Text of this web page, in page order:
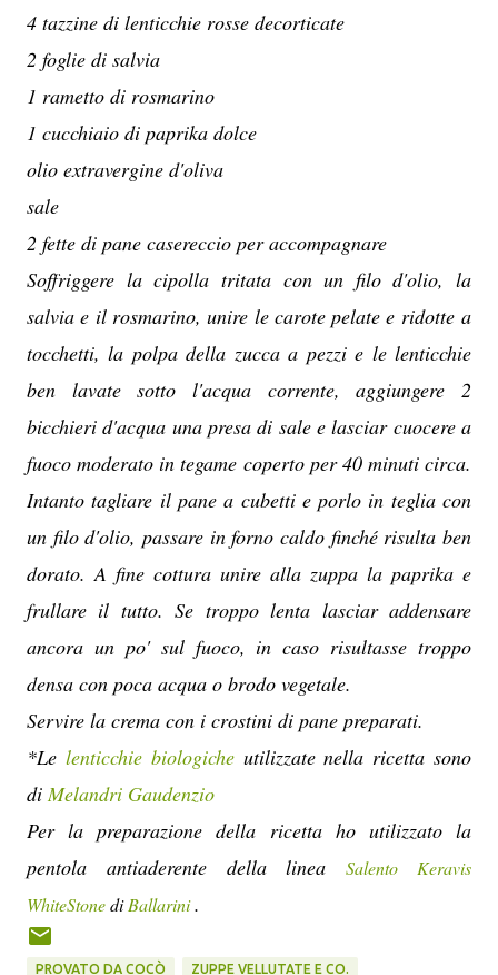
4 tazzine di lenticchie rosse decorticate
2 foglie di salvia
1 rametto di rosmarino
1 cucchiaio di paprika dolce
olio extravergine d'oliva
sale
2 fette di pane casereccio per accompagnare
Soffriggere la cipolla tritata con un filo d'olio, la
salvia e il rosmarino, unire le carote pelate e ridotte a
tocchetti, la polpa della zucca a pezzi e le lenticchie
ben lavate sotto l'acqua corrente, aggiungere 2
bicchieri d'acqua una presa di sale e lasciar cuocere a
fuoco moderato in tegame coperto per 40 minuti circa.
Intanto tagliare il pane a cubetti e porlo in teglia con
un filo d'olio, passare in forno caldo finché risulta ben
dorato. A fine cottura unire alla zuppa la paprika e
frullare il tutto. Se troppo lenta lasciar addensare
ancora un po' sul fuoco, in caso risultasse troppo
densa con poca acqua o brodo vegetale.
Servire la crema con i crostini di pane preparati.
*Le lenticchie biologicheutilizzate nella ricetta sono
di Melandri Gaudenzio
Per la preparazione della ricetta ho utilizzato la
pentola antiaderente della lineaSalento Keravis
WhiteStonediBallarini.
PROVATO DA COCÒ ZUPPE VELLUTATE E CO.